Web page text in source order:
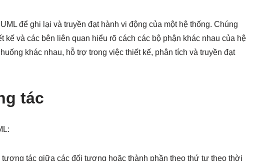
để ghi lại và truyền đạt hành vi động của một hệ thống. Chúng
kế và các bên liên quan hiểu rõ cách các bộ phận khác nhau của hệ
khác nhau, hỗ trợ trong việc thiết kế, phân tích và truyền đạt
tác
tương tác giữa các đối tượng hoặc thành phần theo thứ tự theo thời